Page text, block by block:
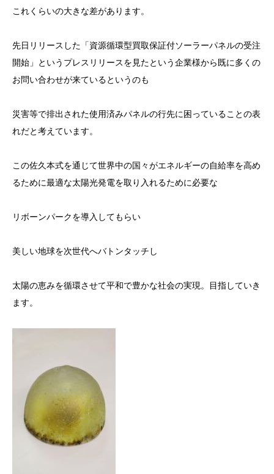
これくらいの大きな差があります。
先日リリースした「資源循環型買取保証付ソーラーパネルの受注
開始」というプレスリリースを見たという企業様から既に多くの
お問い合わせが来ているというのも
災害等で排出された使用済みパネルの行先に困っていることの表
れだと考えています。
この佐久本式を通じて世界中の国々がエネルギーの自給率を高め
るために最適な太陽光発電を取り入れるために必要な
リボーンパークを導入してもらい
美しい地球を次世代へバトンタッチし
太陽の恵みを循環させて平和で豊かな社会の実現。目指していき
ます。